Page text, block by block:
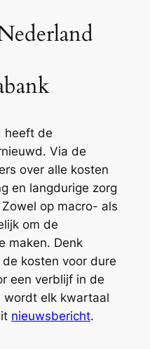
heeft de
Via de
over alle kosten
en langdurige zorg
op macro- als
om de
maken. Denk
kosten voor dure
een verblijf in de
wordt elk kwartaal
nieuwsbericht.